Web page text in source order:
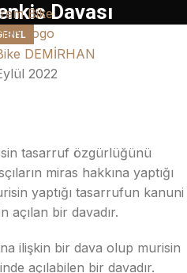
Davası
DEMİRHAN
2022
tasarruf özgürlüğünü
miras hakkına yaptığı
yaptığı tasarrufun kanuni
açılan bir davadır.
ilişkin bir dava olup murisin
açılabilen bir davadır.